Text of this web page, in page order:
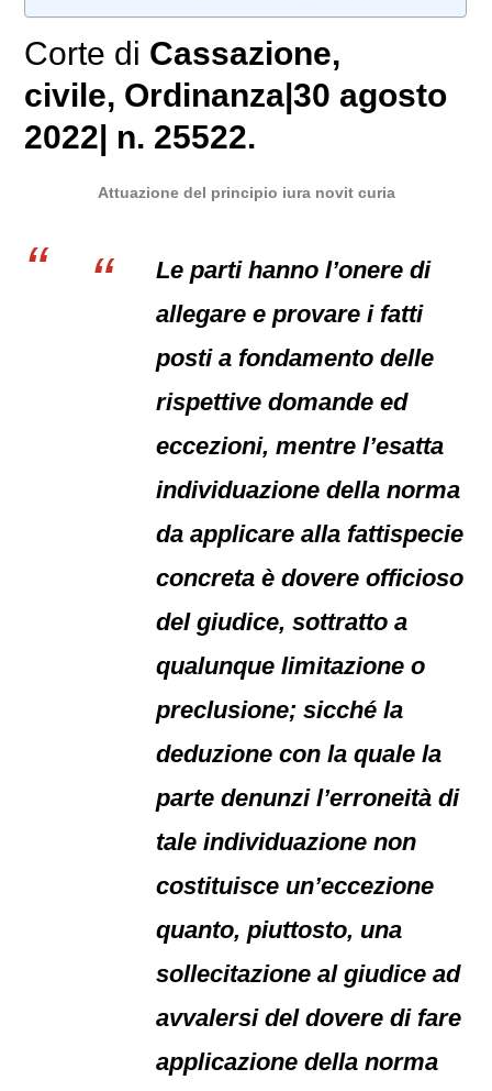
Corte di Cassazione,
civile, Ordinanza|30 agosto
2022| n. 25522.
Attuazione del principio iura novit curia
Le parti hanno l’onere di
allegare e provare i fatti
posti a fondamento delle
rispettive domande ed
eccezioni, mentre l’esatta
individuazione della norma
da applicare alla fattispecie
concreta è dovere officioso
del giudice, sottratto a
qualunque limitazione o
preclusione; sicché la
deduzione con la quale la
parte denunzi l’erroneità di
tale individuazione non
costituisce un’eccezione
quanto, piuttosto, una
sollecitazione al giudice ad
avvalersi del dovere di fare
applicazione della norma